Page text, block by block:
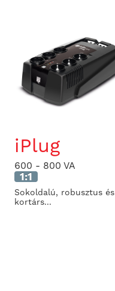
iPlug
600 - 800 VA
1:1
Sokoldalú, robusztus és
kortárs...